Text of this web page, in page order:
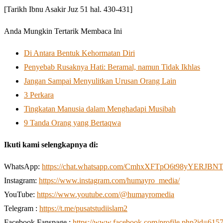
[Tarikh Ibnu Asakir Juz 51 hal. 430-431]
Anda Mungkin Tertarik Membaca Ini
Di Antara Bentuk Kehormatan Diri
Penyebab Rusaknya Hati: Beramal, namun Tidak Ikhlas
Jangan Sampai Menyulitkan Urusan Orang Lain
3 Perkara
Tingkatan Manusia dalam Menghadapi Musibah
9 Tanda Orang yang Bertaqwa
Ikuti kami selengkapnya di:
WhatsApp: https://chat.whatsapp.com/
Instagram: https://www.instagram.com/humayro_media/
YouTube: https://www.youtube.com/@humayromedia
Telegram : https://t.me/pusatstudiislam2